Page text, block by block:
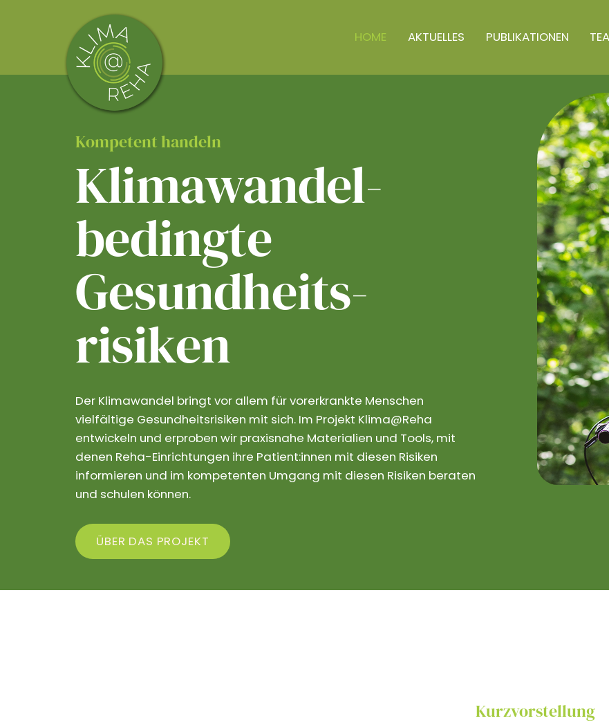
HOME AKTUELLES PUBLIKATIONEN
Kompetent handeln
Klimawandel­
bedingte
Gesundheits­
risiken
Der Klimawandel bringt vor allem für vorerkrankte Menschen
vielfältige Gesundheitsrisiken mit sich. Im Projekt Klima@Reha
entwickeln und erproben wir praxisnahe Materialien und Tools, mit
denen Reha-Einrichtungen ihre Patient:innen mit diesen Risiken
informieren und im kompetenten Umgang mit diesen Risiken beraten
und schulen können.
ÜBER DAS PROJEKT
Kurzvorstellung